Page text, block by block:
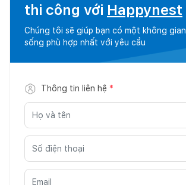
thi công với Happynest
Chúng tôi sẽ giúp bạn có một không gian
sống phù hợp nhất với yêu cầu
Thông tin liên hệ *